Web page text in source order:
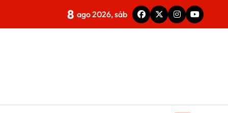
8 ago 2026, sáb